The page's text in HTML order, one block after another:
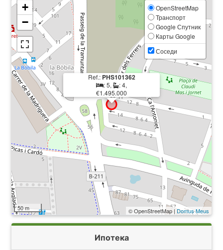
Ref.: PHS101362
: 5,
: 4,
€1.495.000
+
−
OpenStreetMap
Транспорт
Google Спутник
Карты Google
Соседи
50 m © OpenStreetMap | Domus Meus
Ипотека